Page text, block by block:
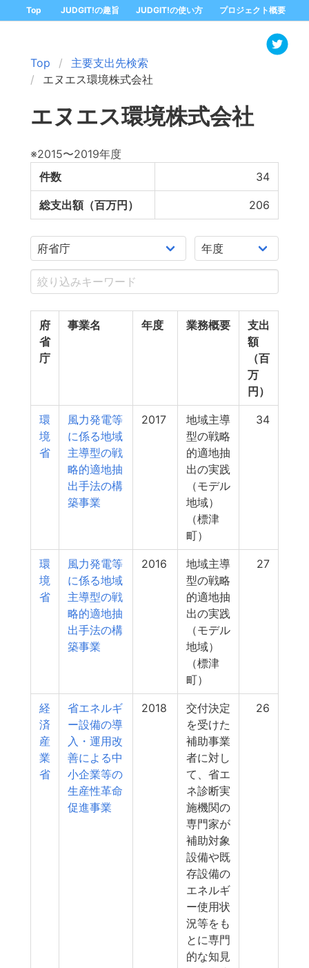
Top JUDGIT!の趣旨 JUDGIT!の使い方 プロジェクト概要
Top
主要支出先検索
エヌエス環境株式会社
エヌエス環境株式会社
※2015〜2019年度
件数
34
総支出額（百万円） 206
府
省
庁
事業名 年度 業務概要
支出
額
（百
万
円）
環
境
省
風力発電等
に係る地域
主導型の戦
略的適地抽
出手法の構
築事業
2017
地域主導
型の戦略
的適地抽
出の実践
（モデル
地域）
（標津
町）
34
環
境
省
風力発電等
に係る地域
主導型の戦
略的適地抽
出手法の構
築事業
2016
地域主導
型の戦略
的適地抽
出の実践
（モデル
地域）
（標津
町）
27
経
済
産
業
省
省エネルギ
ー設備の導
入・運用改
善による中
小企業等の
生産性革命
促進事業
2018
交付決定
を受けた
補助事業
者に対し
て、省エ
ネ診断実
施機関の
専門家が
補助対象
設備や既
存設備の
エネルギ
ー使用状
況等をも
とに専門
的な知見
26